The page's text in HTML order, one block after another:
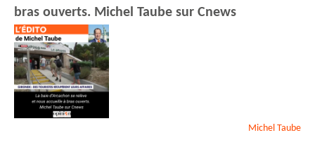
bras ouverts. Michel Taube sur Cnews
Michel Taube